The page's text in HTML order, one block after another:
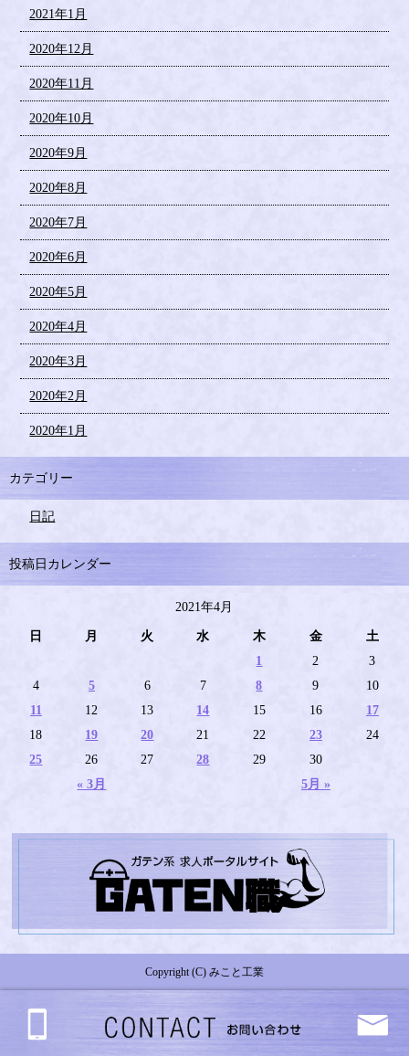
2021年1月
2020年12月
2020年11月
2020年10月
2020年9月
2020年8月
2020年7月
2020年6月
2020年5月
2020年4月
2020年3月
2020年2月
2020年1月
カテゴリー
日記
投稿日カレンダー
2021年4月
日 月 火 水 木 金 土
« 3月 5月 »
1 2
3
4
5 6 7 8 9
10
11
12 13 14 15 16
17
18
19 20 21 22 23
24
25
26 27 28 29 30
Copyright (C) みこと工業